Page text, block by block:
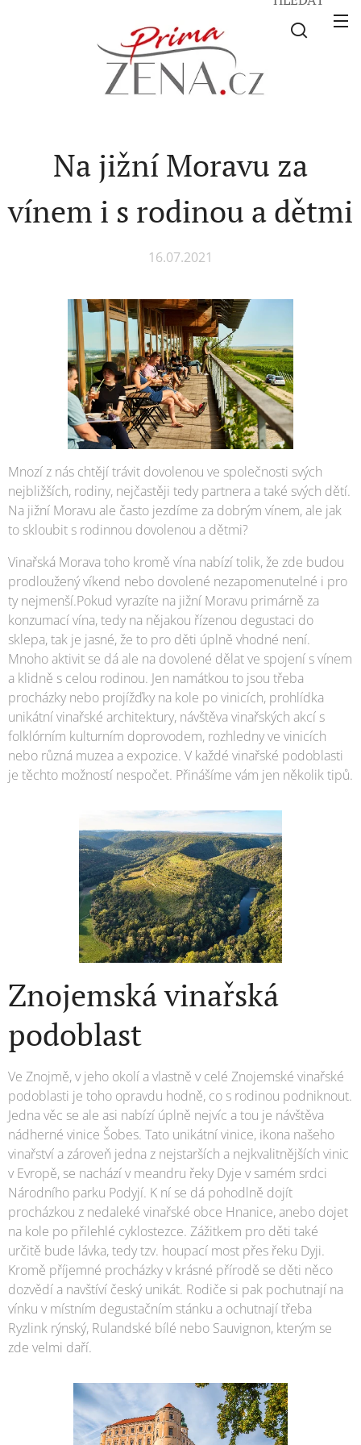
Na jižní Moravu za
vínem i s rodinou a dětmi
16.07.2021
Mnozí z nás chtějí trávit dovolenou ve společnosti svých
nejbližších, rodiny, nejčastěji tedy partnera a také svých dětí.
Na jižní Moravu ale často jezdíme za dobrým vínem, ale jak
to skloubit s rodinnou dovolenou a dětmi?
Vinařská Morava toho kromě vína nabízí tolik, že zde budou
prodloužený víkend nebo dovolené nezapomenutelné i pro
ty nejmenší.Pokud vyrazíte na jižní Moravu primárně za
konzumací vína, tedy na nějakou řízenou degustaci do
sklepa, tak je jasné, že to pro děti úplně vhodné není.
Mnoho aktivit se dá ale na dovolené dělat ve spojení s vínem
a klidně s celou rodinou. Jen namátkou to jsou třeba
procházky nebo projížďky na kole po vinicích, prohlídka
unikátní vinařské architektury, návštěva vinařských akcí s
folklórním kulturním doprovodem, rozhledny ve vinicích
nebo různá muzea a expozice. V každé vinařské podoblasti
je těchto možností nespočet. Přinášíme vám jen několik tipů.
Znojemská vinařská
podoblast
Ve Znojmě, v jeho okolí a vlastně v celé Znojemské vinařské
podoblasti je toho opravdu hodně, co s rodinou podniknout.
Jedna věc se ale asi nabízí úplně nejvíc a tou je návštěva
nádherné vinice Šobes. Tato unikátní vinice, ikona našeho
vinařství a zároveň jedna z nejstarších a nejkvalitnějších vinic
v Evropě, se nachází v meandru řeky Dyje v samém srdci
Národního parku Podyjí. K ní se dá pohodlně dojít
procházkou z nedaleké vinařské obce Hnanice, anebo dojet
na kole po přilehlé cyklostezce. Zážitkem pro děti také
určitě bude lávka, tedy tzv. houpací most přes řeku Dyji.
Kromě příjemné procházky v krásné přírodě se děti něco
dozvědí a navštíví český unikát. Rodiče si pak pochutnají na
vínku v místním degustačním stánku a ochutnají třeba
Ryzlink rýnský, Rulandské bílé nebo Sauvignon, kterým se
zde velmi daří.